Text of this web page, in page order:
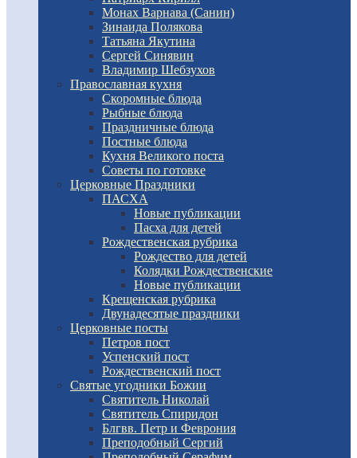
Монах Варнава (Санин)
Зинаида Полякова
Татьяна Якутина
Сергей Синявин
Владимир Шебзухов
Православная кухня
Скоромные блюда
Рыбные блюда
Праздничные блюда
Постные блюда
Кухня Великого поста
Советы по готовке
Церковные Праздники
ПАСХА
Новые публикации
Пасха для детей
Рождественская рубрика
Рождество для детей
Колядки Рождественские
Новые публикации
Крещенская рубрика
Двунадесятые праздники
Церковные посты
Петров пост
Успенский пост
Рождественский пост
Святые угодники Божии
Святитель Николай
Святитель Спиридон
Блгвв. Петр и Феврония
Преподобный Сергий